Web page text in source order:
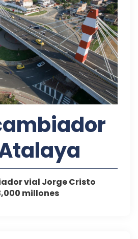
vial Jorge Cristo
millones